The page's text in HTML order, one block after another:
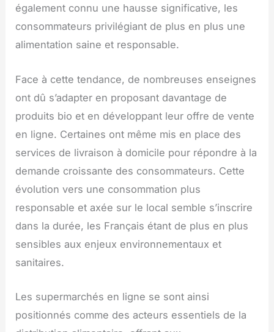
également connu une hausse significative, les
consommateurs privilégiant de plus en plus une
alimentation saine et responsable.
Face à cette tendance, de nombreuses enseignes
ont dû s’adapter en proposant davantage de
produits bio et en développant leur offre de vente
en ligne. Certaines ont même mis en place des
services de livraison à domicile pour répondre à la
demande croissante des consommateurs. Cette
évolution vers une consommation plus
responsable et axée sur le local semble s’inscrire
dans la durée, les Français étant de plus en plus
sensibles aux enjeux environnementaux et
sanitaires.
Les supermarchés en ligne se sont ainsi
positionnés comme des acteurs essentiels de la